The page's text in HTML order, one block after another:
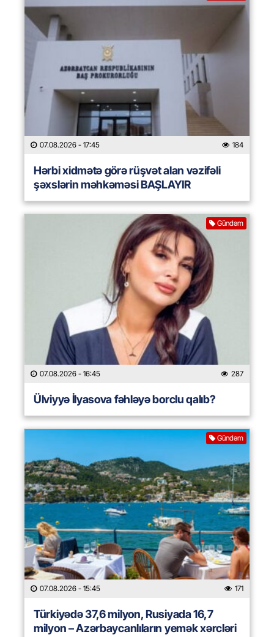
07.08.2026 - 17:45 184
Hərbi xidmətə görə rüşvət alan vəzifəli
şəxslərin məhkəməsi BAŞLAYIR
Gündəm
07.08.2026 - 16:45 287
Ülviyyə İlyasova fəhləyə borclu qalıb?
Gündəm
07.08.2026 - 15:45 171
Türkiyədə 37,6 milyon, Rusiyada 16,7
milyon – Azərbaycanlıların yemək xərcləri